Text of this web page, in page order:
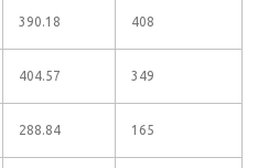
390.18 408
404.57 349
288.84 165